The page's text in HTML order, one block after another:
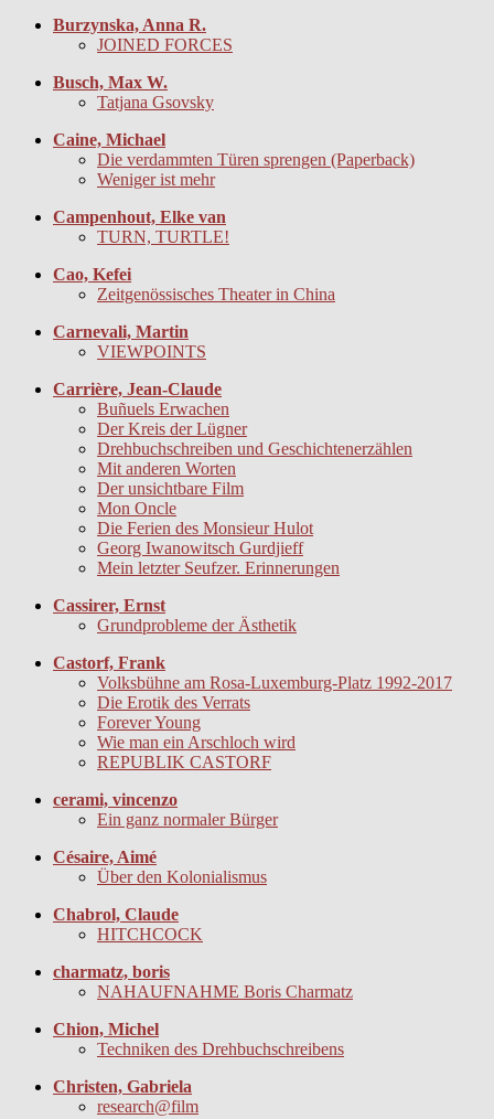
Burzynska, Anna R.
JOINED FORCES
Busch, Max W.
Tatjana Gsovsky
Caine, Michael
Die verdammten Türen sprengen (Paperback)
Weniger ist mehr
Campenhout, Elke van
TURN, TURTLE!
Cao, Kefei
Zeitgenössisches Theater in China
Carnevali, Martin
VIEWPOINTS
Carrière, Jean-Claude
Buñuels Erwachen
Der Kreis der Lügner
Drehbuchschreiben und Geschichtenerzählen
Mit anderen Worten
Der unsichtbare Film
Mon Oncle
Die Ferien des Monsieur Hulot
Georg Iwanowitsch Gurdjieff
Mein letzter Seufzer. Erinnerungen
Cassirer, Ernst
Grundprobleme der Ästhetik
Castorf, Frank
Volksbühne am Rosa-Luxemburg-Platz 1992-2017
Die Erotik des Verrats
Forever Young
Wie man ein Arschloch wird
REPUBLIK CASTORF
cerami, vincenzo
Ein ganz normaler Bürger
Césaire, Aimé
Über den Kolonialismus
Chabrol, Claude
HITCHCOCK
charmatz, boris
NAHAUFNAHME Boris Charmatz
Chion, Michel
Techniken des Drehbuchschreibens
Christen, Gabriela
research@film